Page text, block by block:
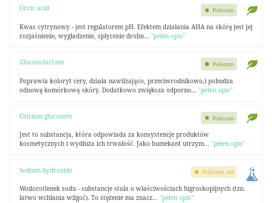
Citric acid
Kwas cytrynowy - jest regulatorem pH. Efektem działania AHA na skórę jest jej
rozjaśnienie, wygładzenie, spłycenie drobn... "pełen opis"
Polecam
Gluconolactone
Poprawia koloryt cery, działa nawilżająco, przeciwrodnikowo,i pobudza
odnowę komórkową skóry. Dodatkowo zwiększa odporno... "pełen opis"
Polecam
Calcium gluconate
Jest to substancja, która odpowiada za konsystencje produktów
kosmetycznych i wydłuża ich trwałość. Jako humekant utrzym... "pełen opis"
Polecam
Sodium hydroxide
Wodorotlenek sodu - substancje stała o właściwościach higroskopijnych (tzn.
łatwo wchłania wilgoć). To stężenie ma znacz... "pełen opis"
Polecam, ale